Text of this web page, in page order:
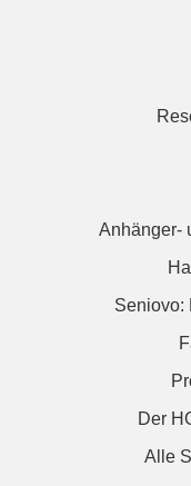
Anhänger-
Seniovo:
Der
Alle